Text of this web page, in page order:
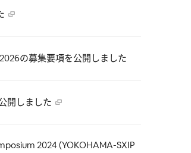
の募集要項を公開しました
開しました
2024 (YOKOHAMA-SXIP